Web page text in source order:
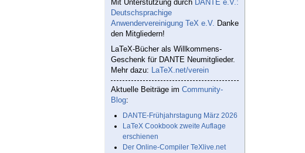
Mit Unterstützung durch DANTE e.V.:
Deutschsprachige
Anwendervereinigung TeX e.V. Danke
den Mitgliedern!
LaTeX-Bücher als Willkommens-
Geschenk für DANTE Neumitglieder.
Mehr dazu: LaTeX.net/verein
Aktuelle Beiträge im Community-
Blog:
DANTE-Frühjahrstagung März 2026
LaTeX Cookbook zweite Auflage
erschienen
Der Online-Compiler TeXlive.net